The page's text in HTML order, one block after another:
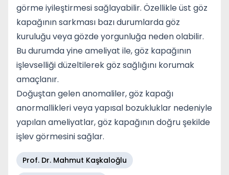
görme iyileştirmesi sağlayabilir. Özellikle üst göz
kapağının sarkması bazı durumlarda göz
kuruluğu veya gözde yorgunluğa neden olabilir.
Bu durumda yine ameliyat ile, göz kapağının
işlevselliği düzeltilerek göz sağlığını korumak
amaçlanır.
Doğuştan gelen anomaliler, göz kapağı
anormallikleri veya yapısal bozukluklar nedeniyle
yapılan ameliyatlar, göz kapağının doğru şekilde
işlev görmesini sağlar.
Prof. Dr. Mahmut Kaşkaloğlu